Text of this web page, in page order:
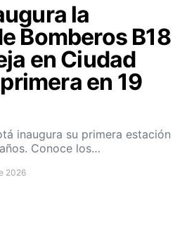
la
Bomberos B18
en Ciudad
en 19
inaugura su primera estación
Conoce los…
2026